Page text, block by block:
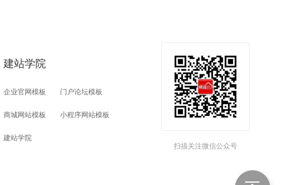
建站学院
企业官网模板 门户论坛模板
商城网站模板 小程序网站模板
建站学院
扫描关注微信公众号